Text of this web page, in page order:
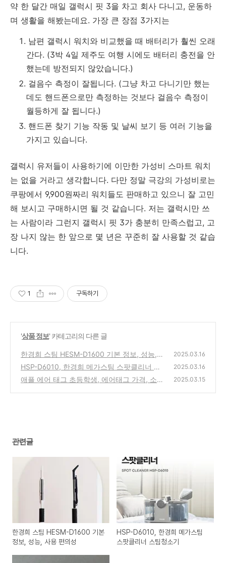
약 한 달간 매일 갤럭시 핏 3을 차고 회사 다니고, 운동하
며 생활을 해봤는데요. 가장 큰 장점 3가지는
남편 갤럭시 워치와 비교했을 때 배터리가 훨씬 오래
간다. (3박 4일 제주도 여행 시에도 배터리 충전을 안
했는데 방전되지 않았습니다.)
걸음수 측정이 잘됩니다. (그냥 차고 다니기만 했는
데도 핸드폰으로만 측정하는 것보다 걸음수 측정이
월등하게 잘 됩니다.)
핸드폰 찾기 기능 작동 및 날씨 보기 등 여러 기능을
가지고 있습니다.
갤럭시 유저들이 사용하기에 이만한 가성비 스마트 워치
는 없을 거라고 생각합니다. 다만 정말 극강의 가성비로는
쿠팡에서 9,900원짜리 워치들도 판매하고 있으니 잘 고민
해 보시고 구매하시면 될 것 같습니다. 저는 갤럭시만 쓰
는 사람이라 그런지 갤럭시 핏 3가 충분히 만족스럽고, 고
장 나지 않는 한 앞으로 몇 년은 꾸준히 잘 사용할 것 같습
니다.
1 구독하기
'상품 정보' 카테고리의 다른 글
한경희 스팀 HESM-D1600 기본 정보, 성능,
사용 편의성
(1)
2025.03.16
HSP-D6010, 한경희 메가스팀 스팟클리너 스
팀청소기
(1)
2025.03.16
애플 에어 태그 초등학생, 에어태그 가격, 소지
2025.03.15
관련글
한경희 스팀 HESM-D1600 기본
정보, 성능, 사용 편의성
HSP-D6010, 한경희 메가스팀
스팟클리너 스팀청소기